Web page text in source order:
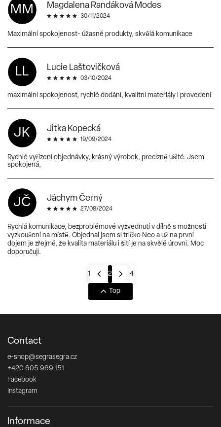
MM Magdalena Randáková Modes
30/11/2024
Maximální spokojenost- úžasné produkty, skvělá komunikace
LL Lucie Laštovičková
03/10/2024
maximální spokojenost, rychlé dodání, kvalitní materiály i provedení
JK Jitka Kopecká
19/09/2024
Rychlé vyřízení objednávky, krásný výrobek, precizně ušité. Jsem
spokojená,
JČ Jáchym Černý
27/08/2024
Rychlá komunikace, bezproblémové vyzvednutí v dílně s možností
vyzkoušení na místě. Objednal jsem si tričko Neo a už na první
dojem je zřejmé, že kvalita materiálu i šití je na skvělé úrovni. Moc
doporučuji.
1 2 4
Top
Contact
e-shop@segrasegra.cz
+420 605 969 151
Facebook
Instagram
Informace